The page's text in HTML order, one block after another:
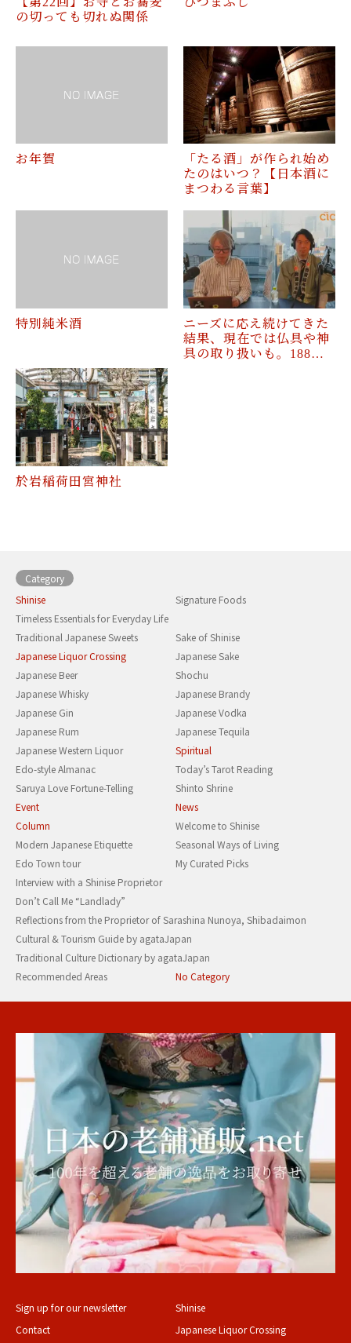
の切っても切れぬ関係
お年賀
「たる酒」が作られ始め
たのはいつ？【日本酒に
まつわる言葉】
特別純米酒
ニーズに応え続けてきた
結果、現在では仏具や神
具の取り扱いも。188…
於岩稲荷田宮神社
Category
Shinise
Signature Foods
Timeless Essentials for Everyday Life
Traditional Japanese Sweets
Sake of Shinise
Japanese Liquor Crossing
Japanese Sake
Japanese Beer
Shochu
Japanese Whisky
Japanese Brandy
Japanese Gin
Japanese Vodka
Japanese Rum
Japanese Tequila
Japanese Western Liquor
Spiritual
Edo-style Almanac
Today’s Tarot Reading
Saruya Love Fortune-Telling
Shinto Shrine
Event
News
Column
Welcome to Shinise
Modern Japanese Etiquette
Seasonal Ways of Living
Edo Town tour
My Curated Picks
Interview with a Shinise Proprietor
Don’t Call Me “Landlady”
Reflections from the Proprietor of Sarashina Nunoya, Shibadaimon
Cultural & Tourism Guide by agataJapan
Traditional Culture Dictionary by agataJapan
Recommended Areas
No Category
Sign up for our newsletter
Contact
Shinise
Japanese Liquor Crossing